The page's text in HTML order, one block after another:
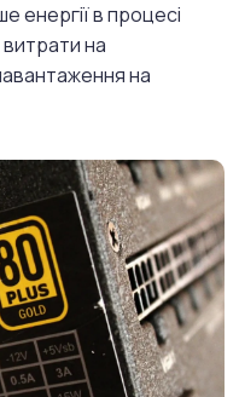
енергії в процесі
на
на